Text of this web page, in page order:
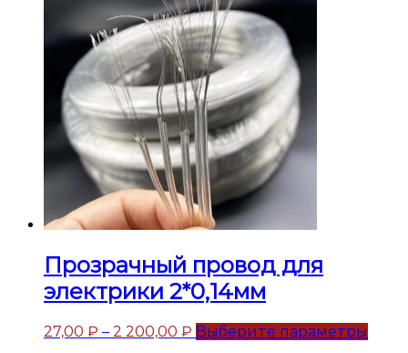
Прозрачный провод для
электрики 2*0,14мм
27,00 ₽ – 2 200,00 ₽ Выберите параметры